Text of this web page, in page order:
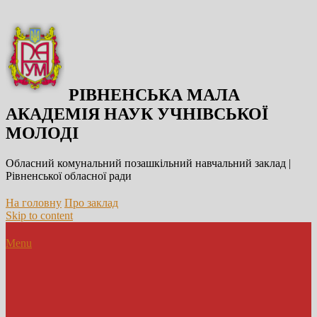
РІВНЕНСЬКА МАЛА
АКАДЕМІЯ НАУК УЧНІВСЬКОЇ
МОЛОДІ
Обласний комунальний позашкільний навчальний заклад |
Рівненської обласної ради
На головну Про заклад
Skip to content
Menu